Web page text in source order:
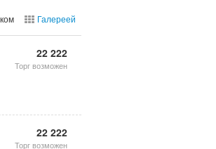
Галереей
22 222
Торг возможен
22 222
Торг возможен